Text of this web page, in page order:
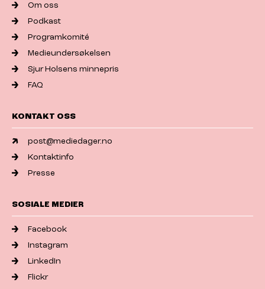
Om oss
Podkast
Programkomité
Medieundersøkelsen
Sjur Holsens minnepris
FAQ
KONTAKT OSS
post@mediedager.no
Kontaktinfo
Presse
SOSIALE MEDIER
Facebook
Instagram
LinkedIn
Flickr